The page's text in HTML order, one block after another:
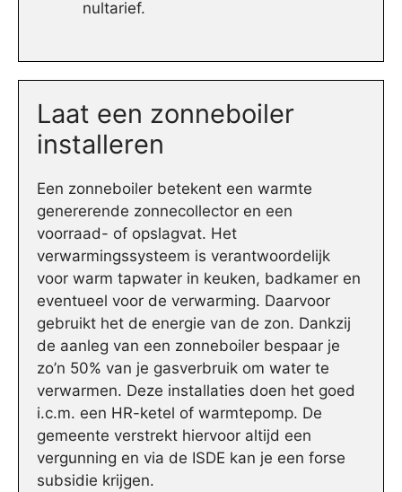
nultarief.
Laat een zonneboiler
installeren
Een zonneboiler betekent een warmte
genererende zonnecollector en een
voorraad- of opslagvat. Het
verwarmingssysteem is verantwoordelijk
voor warm tapwater in keuken, badkamer en
eventueel voor de verwarming. Daarvoor
gebruikt het de energie van de zon. Dankzij
de aanleg van een zonneboiler bespaar je
zo’n 50% van je gasverbruik om water te
verwarmen. Deze installaties doen het goed
i.c.m. een HR-ketel of warmtepomp. De
gemeente verstrekt hiervoor altijd een
vergunning en via de ISDE kan je een forse
subsidie krijgen.